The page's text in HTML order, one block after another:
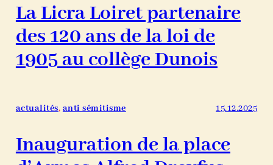
La Licra Loiret partenaire
des 120 ans de la loi de
1905 au collège Dunois
actualités, anti sémitisme 15.12.2025
Inauguration de la place